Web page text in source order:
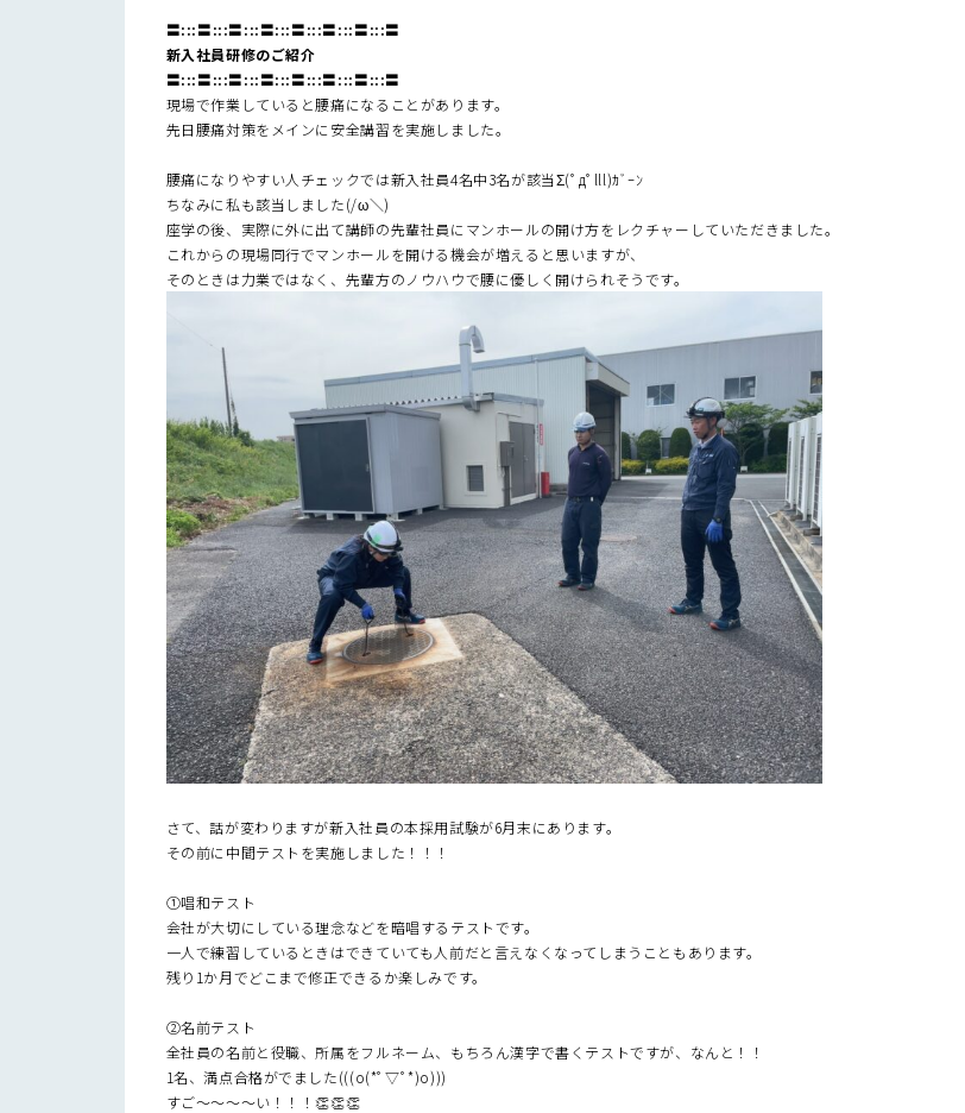
〓:::〓:::〓:::〓:::〓:::〓:::〓:::〓
新入社員研修のご紹介
〓:::〓:::〓:::〓:::〓:::〓:::〓:::〓
現場で作業していると腰痛になることがあります。
先日腰痛対策をメインに安全講習を実施しました。
腰痛になりやすい人チェックでは新入社員4名中3名が該当Σ(ﾟдﾟlll)ｶﾞｰﾝ
ちなみに私も該当しました(/ω＼)
座学の後、実際に外に出て講師の先輩社員にマンホールの開け方をレクチャーしていただきました。
これからの現場同行でマンホールを開ける機会が増えると思いますが、
そのときは力業ではなく、先輩方のノウハウで腰に優しく開けられそうです。
さて、話が変わりますが新入社員の本採用試験が6月末にあります。
その前に中間テストを実施しました！！！
①唱和テスト
会社が大切にしている理念などを暗唱するテストです。
一人で練習しているときはできていても人前だと言えなくなってしまうこともあります。
残り1か月でどこまで修正できるか楽しみです。
②名前テスト
全社員の名前と役職、所属をフルネーム、もちろん漢字で書くテストですが、なんと！！
1名、満点合格がでました(((o(*ﾟ▽ﾟ*)o)))
すご～～～～い！！！👏👏👏